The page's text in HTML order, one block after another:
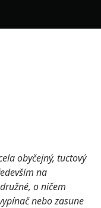
obyčejný, tuctový
na
o ničem
nebo zasune